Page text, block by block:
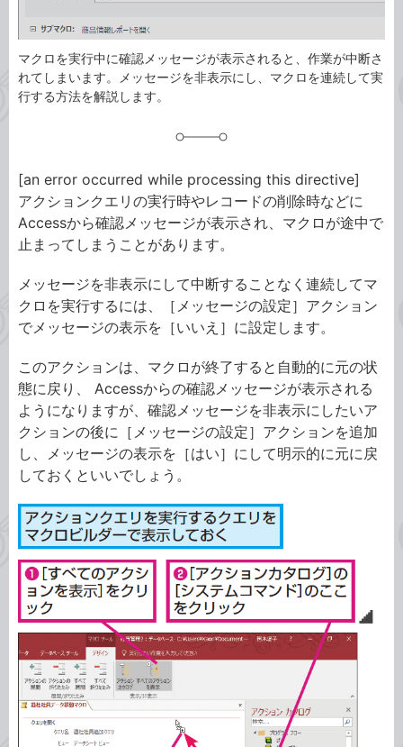
マクロを実行中に確認メッセージが表示されると、作業が中断さ
れてしまいます。メッセージを非表示にし、マクロを連続して実
行する方法を解説します。
[an error occurred while processing this directive]
アクションクエリの実行時やレコードの削除時などに
Accessから確認メッセージが表示され、マクロが途中で
止まってしまうことがあります。
メッセージを非表示にして中断することなく連続してマ
クロを実行するには、［メッセージの設定］アクション
でメッセージの表示を［いいえ］に設定します。
このアクションは、マクロが終了すると自動的に元の状
態に戻り、 Accessからの確認メッセージが表示される
ようになりますが、確認メッセージを非表示にしたいア
クションの後に［メッセージの設定］アクションを追加
し、メッセージの表示を［はい］にして明示的に元に戻
しておくといいでしょう。